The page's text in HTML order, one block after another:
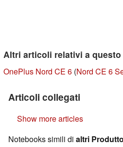
Altri articoli relativi a
OnePlus Nord CE 6 (Nord CE 6
Articoli collegati
Show more articles
Notebooks simili di altri